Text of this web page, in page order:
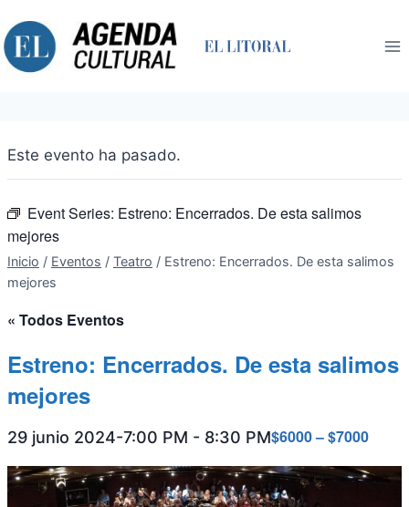
al
contenido
Este evento ha pasado.
Event Series: Estreno: Encerrados. De esta salimos
mejores
Inicio / Eventos / Teatro / Estreno: Encerrados. De esta salimos
mejores
« Todos Eventos
Estreno: Encerrados. De esta salimos
mejores
29 junio 2024-7:00 PM - 8:30 PM$6000 – $7000